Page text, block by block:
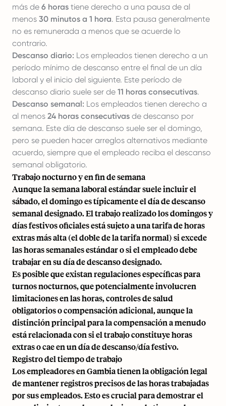
más de 6 horas tiene derecho a una pausa de al
menos 30 minutos a 1 hora. Esta pausa generalmente
no es remunerada a menos que se acuerde lo
contrario.
Descanso diario: Los empleados tienen derecho a un
período mínimo de descanso entre el final de un día
laboral y el inicio del siguiente. Este período de
descanso diario suele ser de 11 horas consecutivas.
Descanso semanal: Los empleados tienen derecho a
al menos 24 horas consecutivas de descanso por
semana. Este día de descanso suele ser el domingo,
pero se pueden hacer arreglos alternativos mediante
acuerdo, siempre que el empleado reciba el descanso
semanal obligatorio.
Trabajo nocturno y en fin de semana
Aunque la semana laboral estándar suele incluir el
sábado, el domingo es típicamente el día de descanso
semanal designado. El trabajo realizado los domingos y
días festivos oficiales está sujeto a una tarifa de horas
extras más alta (el doble de la tarifa normal) si excede
las horas semanales estándar o si el empleado debe
trabajar en su día de descanso designado.
Es posible que existan regulaciones específicas para
turnos nocturnos, que potencialmente involucren
limitaciones en las horas, controles de salud
obligatorios o compensación adicional, aunque la
distinción principal para la compensación a menudo
está relacionada con si el trabajo constituye horas
extras o cae en un día de descanso/día festivo.
Registro del tiempo de trabajo
Los empleadores en Gambia tienen la obligación legal
de mantener registros precisos de las horas trabajadas
por sus empleados. Esto es crucial para demostrar el